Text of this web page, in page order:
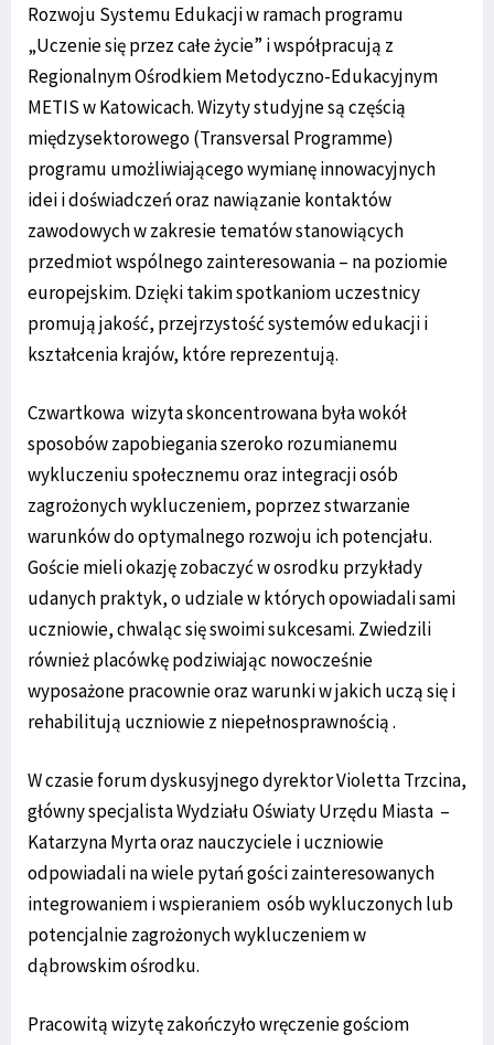
Rozwoju Systemu Edukacji w ramach programu
„Uczenie się przez całe życie” i współpracują z
Regionalnym Ośrodkiem Metodyczno-Edukacyjnym
METIS w Katowicach. Wizyty studyjne są częścią
międzysektorowego (Transversal Programme)
programu umożliwiającego wymianę innowacyjnych
idei i doświadczeń oraz nawiązanie kontaktów
zawodowych w zakresie tematów stanowiących
przedmiot wspólnego zainteresowania – na poziomie
europejskim. Dzięki takim spotkaniom uczestnicy
promują jakość, przejrzystość systemów edukacji i
kształcenia krajów, które reprezentują.
Czwartkowa wizyta skoncentrowana była wokół
sposobów zapobiegania szeroko rozumianemu
wykluczeniu społecznemu oraz integracji osób
zagrożonych wykluczeniem, poprzez stwarzanie
warunków do optymalnego rozwoju ich potencjału.
Goście mieli okazję zobaczyć w osrodku przykłady
udanych praktyk, o udziale w których opowiadali sami
uczniowie, chwaląc się swoimi sukcesami. Zwiedzili
również placówkę podziwiając nowocześnie
wyposażone pracownie oraz warunki w jakich uczą się i
rehabilitują uczniowie z niepełnosprawnością .
W czasie forum dyskusyjnego dyrektor Violetta Trzcina,
główny specjalista Wydziału Oświaty Urzędu Miasta –
Katarzyna Myrta oraz nauczyciele i uczniowie
odpowiadali na wiele pytań gości zainteresowanych
integrowaniem i wspieraniem osób wykluczonych lub
potencjalnie zagrożonych wykluczeniem w
dąbrowskim ośrodku.
Pracowitą wizytę zakończyło wręczenie gościom